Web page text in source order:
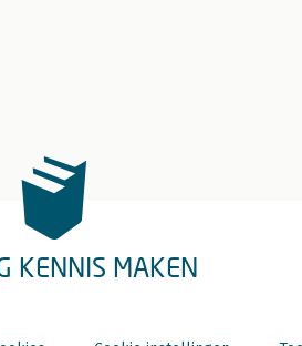
KENNIS MAKEN